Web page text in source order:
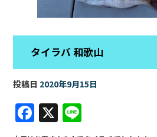
タイラバ 和歌
投稿日 2020年9月15日
F
a
X
n